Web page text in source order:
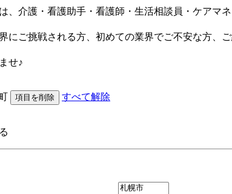
、介護・看護助手・看護師・生活相談員・ケアマ
にご挑戦される方、初めての業界でご不安な方、
せ♪
すべて解除